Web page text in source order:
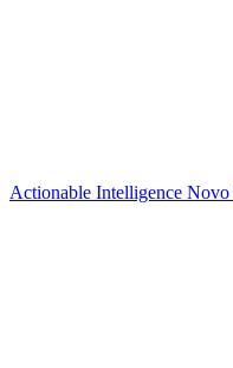
Actionable Intelligence Novo